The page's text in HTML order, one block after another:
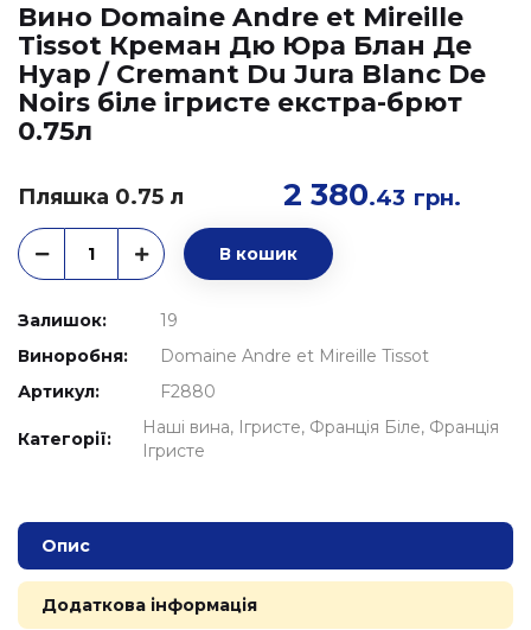
Вино Domaine Andre et Mireille
Tissot Креман Дю Юра Блан Де
Нуар / Cremant Du Jura Blanc De
Noirs біле ігристе екстра-брют
0.75л
Пляшка 0.75 л 2 380.43 грн.
В кошик
Залишок:
19
Виноробня:
Domaine Andre et Mireille Tissot
Артикул:
F2880
Категорії:
Наші вина Ігристе Франція Біле Франція
Ігристе
Опис
Додаткова інформація